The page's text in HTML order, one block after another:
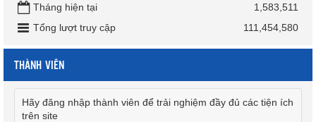
Tháng hiện tại
1,583,511
Tổng lượt truy cập
111,454,580
THÀNH VIÊN
Hãy đăng nhập thành viên để trải nghiệm đầy đủ các tiện ích
trên site